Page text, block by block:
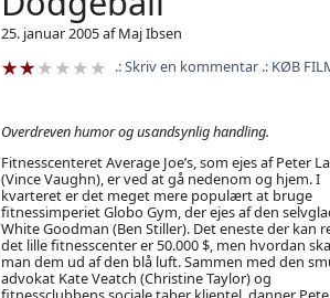
25. januar 2005 af Maj Ibsen
Skriv en kommentar
KØB
Overdreven humor og usandsynlig handling.
Fitnesscenteret Average Joe’s, som ejes af Peter
(Vince Vaughn), er ved at gå nedenom og hjem. I
kvarteret er det meget mere populært at bruge
fitnessimperiet Globo Gym, der ejes af den
White Goodman (Ben Stiller). Det eneste der kan
det lille fitnesscenter er 50.000 $, men hvordan
man dem ud af den blå luft. Sammen med den
advokat Kate Veatch (Christine Taylor) og